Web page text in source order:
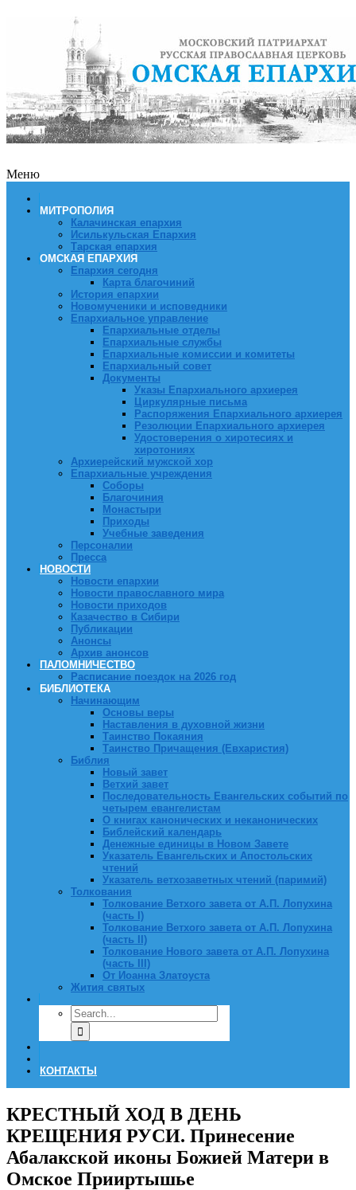
Меню
МИТРОПОЛИЯ
Калачинская епархия
Исилькульская Епархия
Тарская епархия
ОМСКАЯ ЕПАРХИЯ
Епархия сегодня
Карта благочиний
История епархии
Новомученики и исповедники
Епархиальное управление
Епархиальные отделы
Епархиальные службы
Епархиальные комиссии и комитеты
Епархиальный совет
Документы
Указы Епархиального архиерея
Циркулярные письма
Распоряжения Епархиального архиерея
Резолюции Епархиального архиерея
Удостоверения о хиротесиях и
хиротониях
Архиерейский мужской хор
Епархиальные учреждения
Соборы
Благочиния
Монастыри
Приходы
Учебные заведения
Персоналии
Пресса
НОВОСТИ
Новости епархии
Новости православного мира
Новости приходов
Казачество в Сибири
Публикации
Анонсы
Архив анонсов
ПАЛОМНИЧЕСТВО
Расписание поездок на 2026 год
БИБЛИОТЕКА
Начинающим
Основы веры
Наставления в духовной жизни
Таинство Покаяния
Таинство Причащения (Евхаристия)
Библия
Новый завет
Ветхий завет
Последовательность Евангельских событий по
четырем евангелистам
О книгах канонических и неканонических
Библейский календарь
Денежные единицы в Новом Завете
Указатель Евангельских и Апостольских
чтений
Указатель ветхозаветных чтений (паримий)
Толкования
Толкование Ветхого завета от А.П. Лопухина
(часть I)
Толкование Ветхого завета от А.П. Лопухина
(часть II)
Толкование Нового завета от А.П. Лопухина
(часть III)
От Иоанна Златоуста
Жития святых
КОНТАКТЫ
КРЕСTНЫЙ ХОД В ДЕНЬ
КРЕЩЕНИЯ РУСИ. Принесение
Абалакской иконы Божией Матери в
Омское Прииртышье